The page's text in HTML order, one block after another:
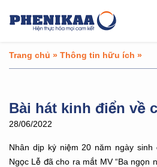
Trang chủ » Thông tin hữu ích »
Bài hát kinh điển về
28/06/2022
Nhân dịp kỷ niệm 20 năm ngày sinh
Ngọc Lễ đã cho ra mắt MV “Ba ngọn